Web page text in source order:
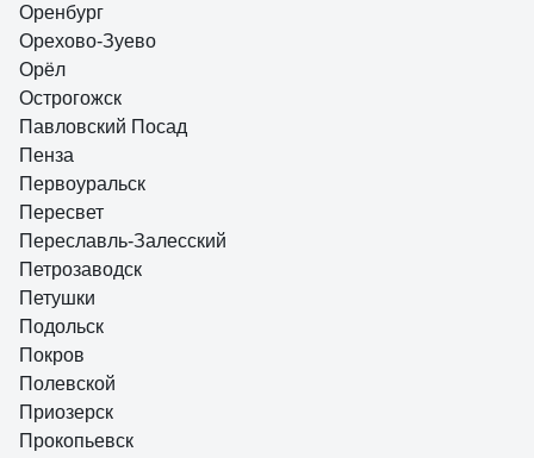
Оренбург
Орехово-Зуево
Орёл
Острогожск
Павловский Посад
Пенза
Первоуральск
Пересвет
Переславль-Залесский
Петрозаводск
Петушки
Подольск
Покров
Полевской
Приозерск
Прокопьевск